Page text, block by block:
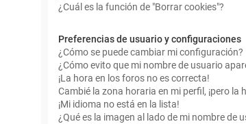
¿Cuál es la función de "Borrar cookies"?
Preferencias de usuario y configuraciones
¿Cómo se puede cambiar mi configuración?
¿Cómo evito que mi nombre de usuario
¡La hora en los foros no es correcta!
Cambié la zona horaria en mi perfil, ¡pero la
¡Mi idioma no está en la lista!
¿Qué es la imagen al lado de mi nombre de